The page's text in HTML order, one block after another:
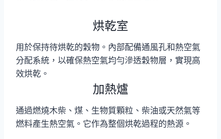
烘乾室
用於保持待烘乾的穀物。內部配備通風孔和熱空氣
分配系統，以確保熱空氣均勻滲透穀物層，實現高
效烘乾。
加熱爐
通過燃燒木柴、煤、生物質顆粒、柴油或天然氣等
燃料產生熱空氣。它作為整個烘乾過程的熱源。